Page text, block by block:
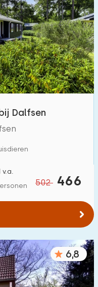
20
km):
5
1
0
0
Dalfsen
502 466
v.a.
6,8